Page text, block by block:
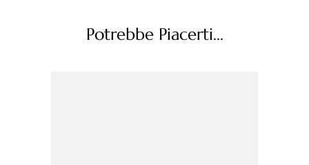
Potrebbe Piacerti...